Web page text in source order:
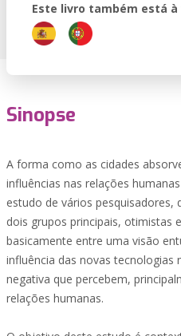
Este livro também está à
Sinopse
A forma como as cidades
influências nas relações
estudo de vários pesquisadores,
dois grupos principais, otimistas
basicamente entre uma visão
influência das novas tecnologias
negativa que percebem,
relações humanas.